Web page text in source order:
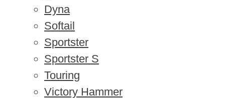
Dyna
Softail
Sportster
Sportster S
Touring
Victory Hammer